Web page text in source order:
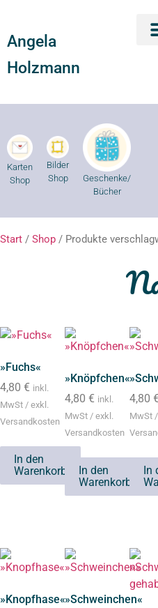
Angela
Holzmann
Karten
Shop
Bilder
Shop
Geschenke/
Bücher
Start / Shop / Produkte
»Fuchs«
4,80 € inkl.
MwSt / exkl.
Versandkosten
In den
Warenkorb
»Knöpfchen«
4,80 € inkl.
MwSt / exkl.
Versandkosten
In den
Warenkorb
4,80 €
MwSt
In
»Knopfhase«»Schweinchen«